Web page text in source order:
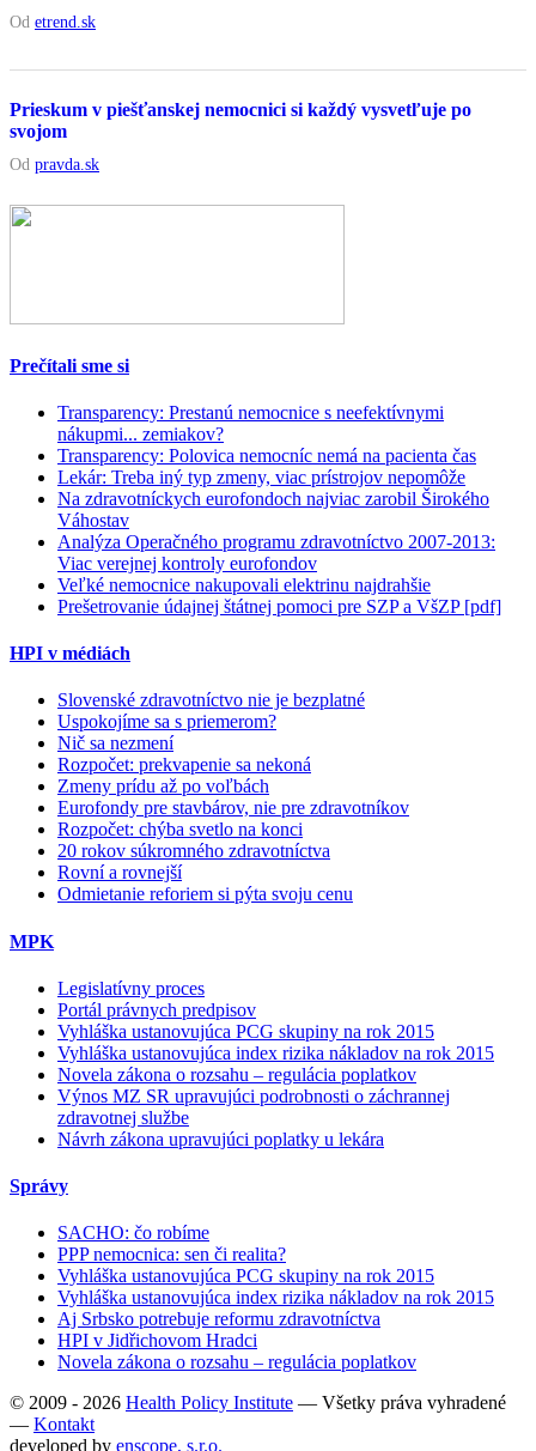
Od etrend.sk
Prieskum v piešťanskej nemocnici si každý vysvetľuje po
svojom
Od pravda.sk
Prečítali sme si
Transparency: Prestanú nemocnice s neefektívnymi
nákupmi... zemiakov?
Transparency: Polovica nemocníc nemá na pacienta čas
Lekár: Treba iný typ zmeny, viac prístrojov nepomôže
Na zdravotníckych eurofondoch najviac zarobil Širokého
Váhostav
Analýza Operačného programu zdravotníctvo 2007-2013:
Viac verejnej kontroly eurofondov
Veľké nemocnice nakupovali elektrinu najdrahšie
Prešetrovanie údajnej štátnej pomoci pre SZP a VšZP [pdf]
HPI v médiách
Slovenské zdravotníctvo nie je bezplatné
Uspokojíme sa s priemerom?
Nič sa nezmení
Rozpočet: prekvapenie sa nekoná
Zmeny prídu až po voľbách
Eurofondy pre stavbárov, nie pre zdravotníkov
Rozpočet: chýba svetlo na konci
20 rokov súkromného zdravotníctva
Rovní a rovnejší
Odmietanie reforiem si pýta svoju cenu
MPK
Legislatívny proces
Portál právnych predpisov
Vyhláška ustanovujúca PCG skupiny na rok 2015
Vyhláška ustanovujúca index rizika nákladov na rok 2015
Novela zákona o rozsahu – regulácia poplatkov
Výnos MZ SR upravujúci podrobnosti o záchrannej
zdravotnej službe
Návrh zákona upravujúci poplatky u lekára
Správy
SACHO: čo robíme
PPP nemocnica: sen či realita?
Vyhláška ustanovujúca PCG skupiny na rok 2015
Vyhláška ustanovujúca index rizika nákladov na rok 2015
Aj Srbsko potrebuje reformu zdravotníctva
HPI v Jidřichovom Hradci
Novela zákona o rozsahu – regulácia poplatkov
© 2009 - 2026 Health Policy Institute — Všetky práva vyhradené
— Kontakt
developed by enscope, s.r.o.